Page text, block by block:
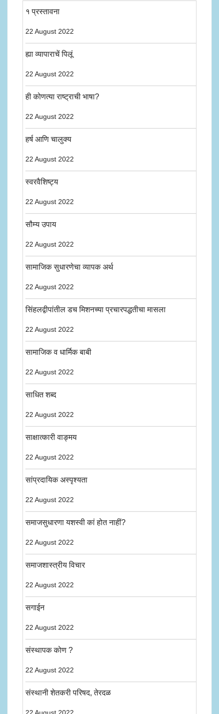
१ प्रस्तावना
22 August 2022
ह्या व्यापाराचें पिलूं
22 August 2022
ही कोणत्या राष्ट्राची भाषा?
22 August 2022
हर्ष आणि चालुक्य
22 August 2022
स्वरवैशिष्ट्य
22 August 2022
सौम्य उपाय
22 August 2022
सामाजिक सुधारणेचा व्यापक अर्थ
22 August 2022
सिंहलद्वीपांतील डच मिशनच्या प्रचारपद्धतीचा मासला
22 August 2022
सामाजिक व धार्मिक बाबी
22 August 2022
साधित शब्द
22 August 2022
साक्षात्कारी वाङ्मय
22 August 2022
सांप्रदायिक अस्पृश्यता
22 August 2022
समाजसुधारणा यशस्वी कां होत नाहीं?
22 August 2022
समाजशास्त्रीय विचार
22 August 2022
सगाईन
22 August 2022
संस्थापक कोण ?
22 August 2022
संस्थानी शेतकरी परिषद, तेरदळ